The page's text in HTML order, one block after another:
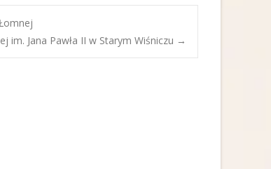
im. Jana Pawła II w Starym Wiśniczu →